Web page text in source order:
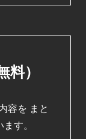
）
容を まと
す。